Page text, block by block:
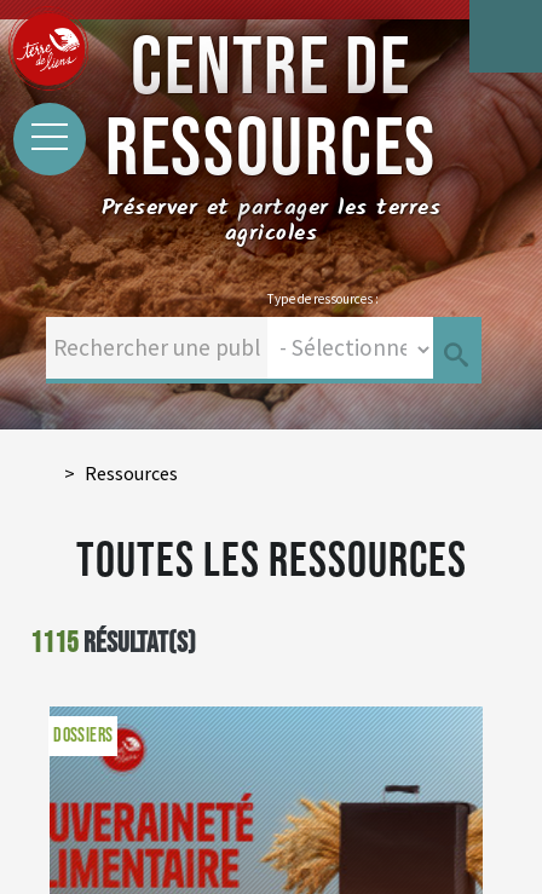
CENTRE DE
RESSOURCES
Préserver et partager les terres
agricoles
Type de ressources :
Ressources
Toutes les ressources
1115résultat(s)
DOSSIERS